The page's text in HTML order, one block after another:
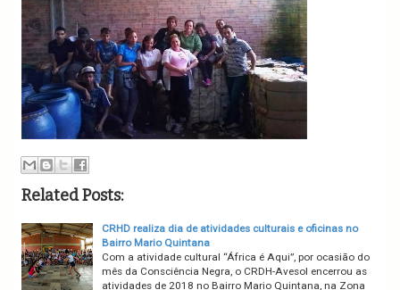
Related Posts:
CRHD realiza dia de atividades culturais e oficinas no
Bairro Mario Quintana
Com a atividade cultural “África é Aqui”, por ocasião do
mês da Consciência Negra, o CRDH-Avesol encerrou as
atividades de 2018 no Bairro Mario Quintana, na Zona